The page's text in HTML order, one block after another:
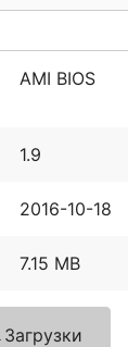
AMI BIOS
1.9
2016-10-18
7.15 MB
Загрузки